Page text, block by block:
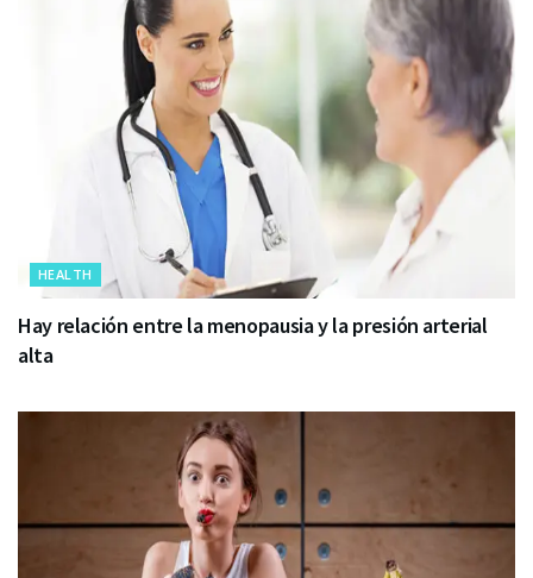
HEALTH
Hay relación entre la menopausia y la presión arterial
alta